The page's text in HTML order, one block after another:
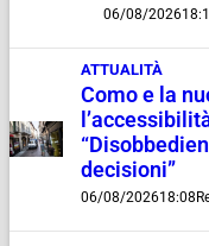
06/08/2026
ATTUALITÀ
Como e la
decisioni”
06/08/202618:08